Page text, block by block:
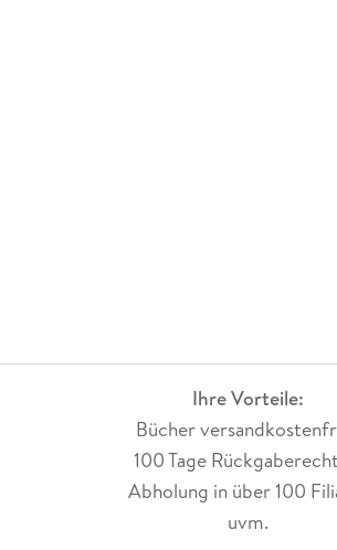
Ihre Vorteile:
Bücher
100 Tage
Abholung in über 100
uvm.